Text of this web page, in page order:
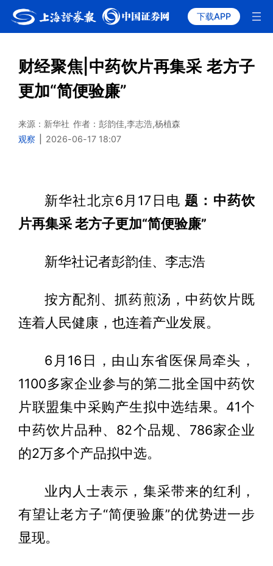
下载APP
财经聚焦|中药饮片再集采 老方子
更加“简便验廉”
来源：新华社 作者：彭韵佳,李志浩,杨植森
观察
2026-06-17 18:07
新华社北京6月17日电 题：中药饮
片再集采 老方子更加“简便验廉”
新华社记者彭韵佳、李志浩
按方配剂、抓药煎汤，中药饮片既
连着人民健康，也连着产业发展。
6月16日，由山东省医保局牵头，
1100多家企业参与的第二批全国中药饮
片联盟集中采购产生拟中选结果。41个
中药饮片品种、82个品规、786家企业
的2万多个产品拟中选。
业内人士表示，集采带来的红利，
有望让老方子“简便验廉”的优势进一步
显现。